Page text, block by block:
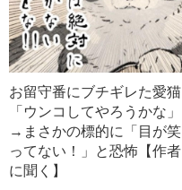
お留守番にブチギレた愛猫
「ウンコしてやろうかな」
→まさかの標的に「目が笑
ってない！」と恐怖【作者
に聞く】